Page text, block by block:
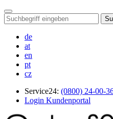
de
at
en
pt
cz
Service24: (0800) 24-00-
Login Kundenportal